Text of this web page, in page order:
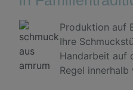
Produktion auf
Ihre
Handarbeit auf
Regel